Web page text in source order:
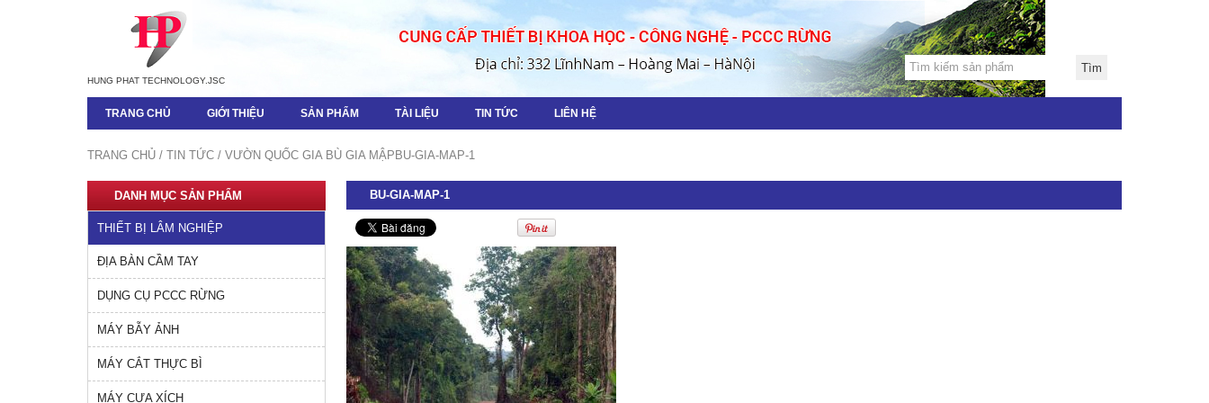
HUNG PHAT TECHNOLOGY.JSC
TRANG CHỦ GIỚI THIỆU SẢN PHẨM TÀI LIỆU TIN TỨC LIÊN HỆ
TRANG CHỦ TIN TỨC VƯỜN QUỐC GIA BÙ GIA MẬP BU-GIA-MAP-1
DANH MỤC SẢN PHẨM
THIẾT BỊ LÂM NGHIỆP
ĐỊA BÀN CẦM TAY
DỤNG CỤ PCCC RỪNG
MÁY BẪY ẢNH
MÁY CẮT THỰC BÌ
MÁY CƯA XÍCH
BU-GIA-MAP-1